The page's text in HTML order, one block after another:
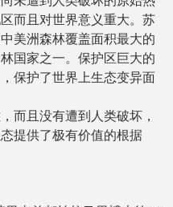
而且对世界意义重大。苏
美洲森林覆盖面积最大的
国家之一。保护区巨大的
保护了世界上生态变异面
而且没有遭到人类破坏，
提供了极有价值的根据